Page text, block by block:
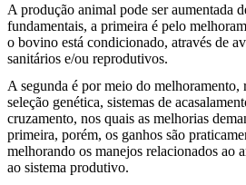
A produção animal pode ser aumentada
fundamentais, a primeira é pelo
o bovino está condicionado, através de
sanitários e/ou reprodutivos.
A segunda é por meio do melhoramento,
seleção genética, sistemas de
cruzamento, nos quais as melhorias
primeira, porém, os ganhos são
melhorando os manejos relacionados ao
ao sistema produtivo.